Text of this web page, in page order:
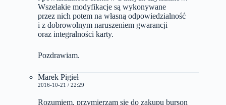
Wszelakie modyfikacje są wykonywane
przez nich potem na własną odpowiedzialność
i z dobrowolnym naruszeniem gwarancji
oraz integralności karty.
Pozdrawiam.
Marek Pigieł
2016-10-21 / 22:29
Rozumiem, przymierzam się do zakupu burson